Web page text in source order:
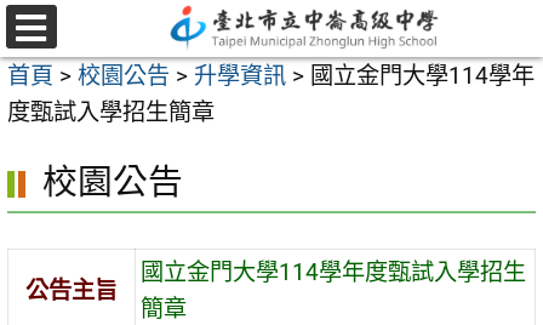
跳
至
主
要
容
選
單
首頁 > 校園公告 > 升學資訊 > 國立金門大學114學年
度甄試入學招生簡章
校園公告
公告主旨
國立金門大學114學年度甄試入學招生
簡章